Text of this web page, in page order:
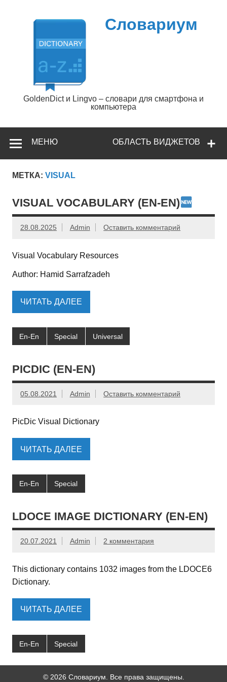
содержимому
Словариум
GoldenDict и Lingvo – словари для смартфона и
компьютера
ОБЛАСТЬ ВИДЖЕТОВ
МЕНЮ
МЕТКА: VISUAL
VISUAL VOCABULARY (EN-EN)
28.08.2025 Admin Оставить комментарий
Visual Vocabulary Resources
Author: Hamid Sarrafzadeh
ЧИТАТЬ ДАЛЕЕ
En-En Special Universal
PICDIC (EN-EN)
05.08.2021 Admin Оставить комментарий
PicDic Visual Dictionary
ЧИТАТЬ ДАЛЕЕ
En-En Special
LDOCE IMAGE DICTIONARY (EN-EN)
20.07.2021 Admin 2 комментария
This dictionary contains 1032 images from the LDOCE6
Dictionary.
ЧИТАТЬ ДАЛЕЕ
En-En Special
© 2026 Словариум. Все права защищены.